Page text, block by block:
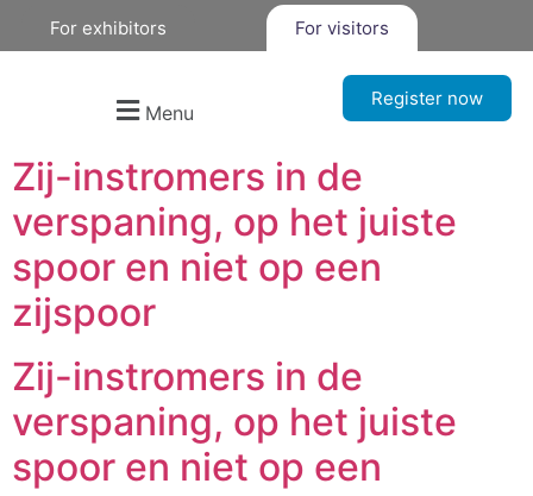
For exhibitors For visitors
Menu
Register now
Zij-instromers in de
verspaning, op het juiste
spoor en niet op een
zijspoor
Zij-instromers in de
verspaning, op het juiste
spoor en niet op een